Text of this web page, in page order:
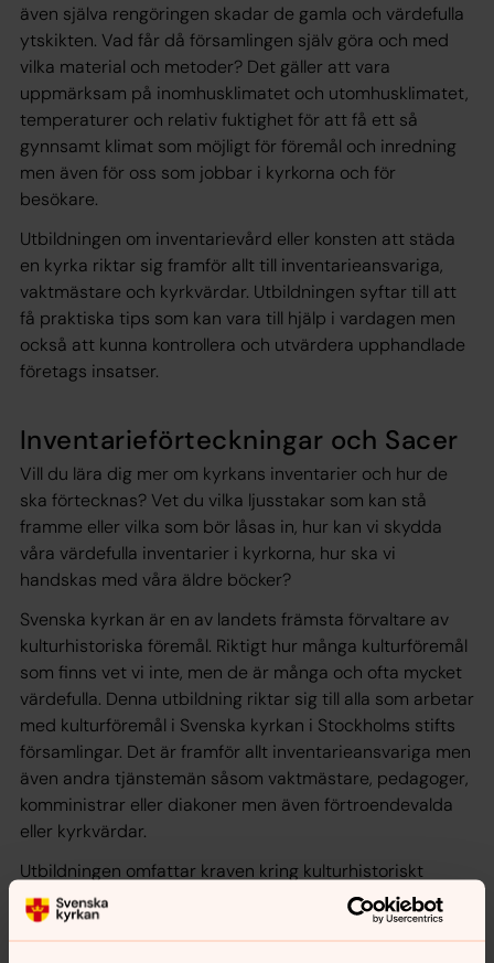
även själva rengöringen skadar de gamla och värdefulla
ytskikten. Vad får då församlingen själv göra och med
vilka material och metoder? Det gäller att vara
uppmärksam på inomhusklimatet och utomhusklimatet,
temperaturer och relativ fuktighet för att få ett så
gynnsamt klimat som möjligt för föremål och inredning
men även för oss som jobbar i kyrkorna och för
besökare.
Utbildningen om inventarievård eller konsten att städa
en kyrka riktar sig framför allt till inventarieansvariga,
vaktmästare och kyrkvärdar. Utbildningen syftar till att
få praktiska tips som kan vara till hjälp i vardagen men
också att kunna kontrollera och utvärdera upphandlade
företags insatser.
Inventarieförteckningar och Sacer
Vill du lära dig mer om kyrkans inventarier och hur de
ska förtecknas? Vet du vilka ljusstakar som kan stå
framme eller vilka som bör låsas in, hur kan vi skydda
våra värdefulla inventarier i kyrkorna, hur ska vi
handskas med våra äldre böcker?
Svenska kyrkan är en av landets främsta förvaltare av
kulturhistoriska föremål. Riktigt hur många kulturföremål
som finns vet vi inte, men de är många och ofta mycket
värdefulla. Denna utbildning riktar sig till alla som arbetar
med kulturföremål i Svenska kyrkan i Stockholms stifts
församlingar. Det är framför allt inventarieansvariga men
även andra tjänstemän såsom vaktmästare, pedagoger,
komministrar eller diakoner men även förtroendevalda
eller kyrkvärdar.
Utbildningen omfattar kraven kring kulturhistoriskt
värdefulla föremål i kulturmiljölagen, kyrkoordningen och
andra förutsättningar som gäller när förteckningen